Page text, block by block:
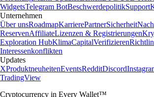
WidgetsTelegram BotBeschwerdepolitikSupport
Unternehmen
Über unsRoadmapKarrierePartnerSicherheit
ReservenAffiliateLizenzen & Registrierungen
Exploration HubKlimaCapitalVerifizieren
Interessenkonflikten
Updates
XProduktneuheitenEventsRedditDiscord
TradingView
Cryptocurrency in Every Wallet™